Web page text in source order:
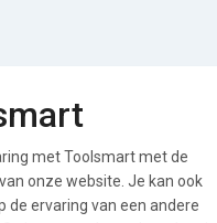
met Toolsmart met de
onze website. Je kan ook
de ervaring van een andere